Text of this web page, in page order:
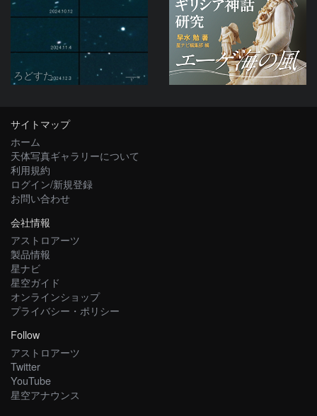
ろどすた
サイトマップ
ホーム
天体写真ギャラリーについて
利用規約
ログイン/新規登録
お問い合わせ
会社情報
アストロアーツ
製品情報
星ナビ
星空ガイド
オンラインショップ
プライバシー・ポリシー
Follow
アストロアーツ
Twitter
YouTube
星空アナウンス